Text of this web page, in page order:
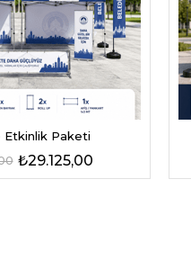
Etkinlik Paketi
₺29.125,00